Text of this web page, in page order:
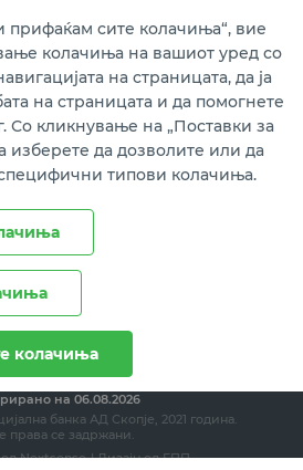
Instagram
LinkedIn
Youtube
апликација мБанка.
за колачиња
на 06.08.2026
банка АД Скопје, 2021 година.
права се задржани.
одNextsense | Дизајн одЕПП
прифаќам сите колачиња“, вие
колачиња на вашиот уред со
на страницата, да ја
на страницата и да помогнете
Со кликнување на „Поставки за
изберете да дозволите или да
типови колачиња.
колачиња